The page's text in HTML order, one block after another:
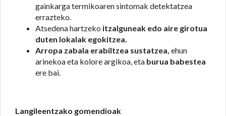
gainkarga termikoaren sintomak detektatzea
errazteko.
Atsedena hartzeko itzalguneak edo aire girotua
duten lokalak egokitzea.
Arropa zabala erabiltzea sustatzea, ehun
arinekoa eta kolore argikoa, eta burua babestea
ere bai.
Langileentzako gomendioak